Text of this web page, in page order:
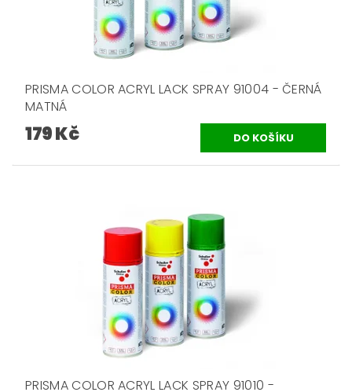
PRISMA COLOR ACRYL LACK SPRAY 91004 - ČERNÁ
MATNÁ
179 Kč
PRISMA COLOR ACRYL LACK SPRAY 91010 -